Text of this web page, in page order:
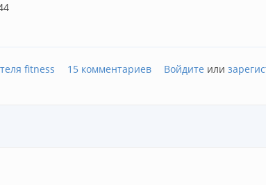
онлайн подготовка 2017
fitness 15 комментариев Войдите или